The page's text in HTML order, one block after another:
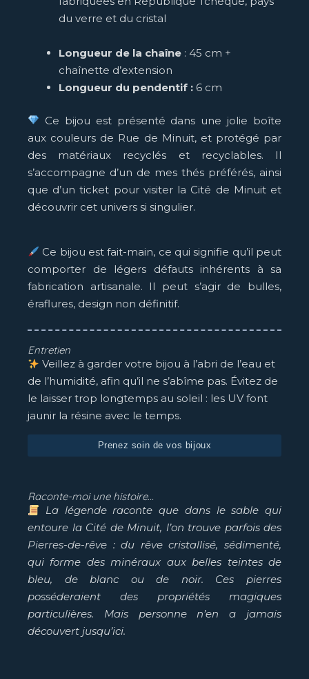
du verre et du cristal
Longueur de la chaîne : 45 cm +
chaînette d’extension
Longueur du pendentif : 6 cm
Ce bijou est présenté dans une jolie boîte
aux couleurs de Rue de Minuit, et protégé par
des matériaux recyclés et recyclables. Il
s’accompagne d’un de mes thés préférés, ainsi
que d’un ticket pour visiter la Cité de Minuit et
découvrir cet univers si singulier.
Ce bijou est fait-main, ce qui signifie qu’il peut
comporter de légers défauts inhérents à sa
fabrication artisanale. Il peut s’agir de bulles,
éraflures, design non définitif.
Entretien
Veillez à garder votre bijou à l’abri de l’eau et
de l’humidité, afin qu’il ne s’abîme pas. Évitez de
le laisser trop longtemps au soleil : les UV font
jaunir la résine avec le temps.
Prenez soin de vos bijoux
Raconte-moi une histoire...
La légende raconte que dans le sable qui
entoure la Cité de Minuit, l’on trouve parfois des
Pierres-de-rêve : du rêve cristallisé, sédimenté,
qui forme des minéraux aux belles teintes de
bleu, de blanc ou de noir. Ces pierres
posséderaient des propriétés magiques
particulières. Mais personne n’en a jamais
découvert jusqu’ici.